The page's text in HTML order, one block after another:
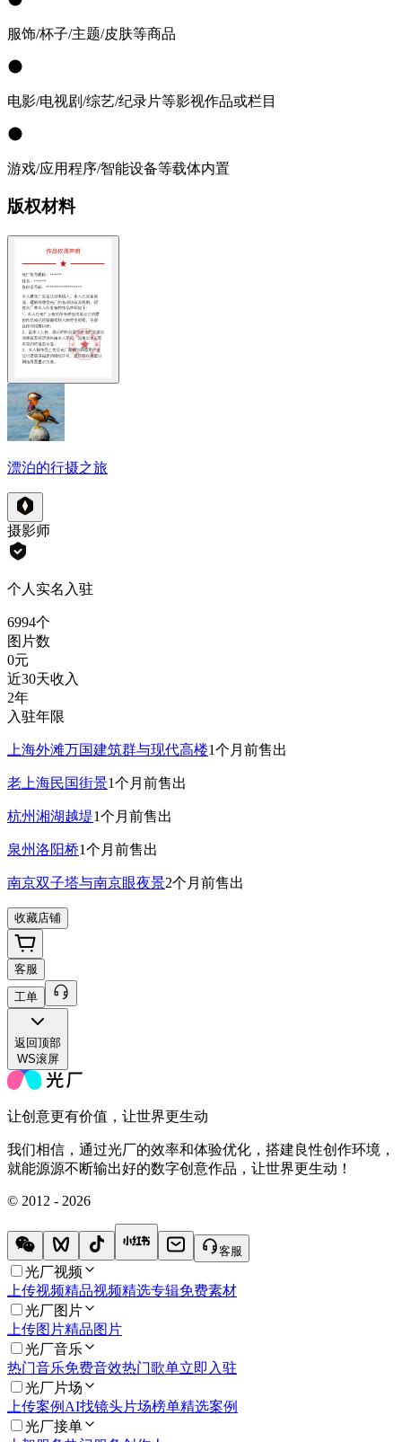
服饰/杯子/主题/皮肤等商品
电影/电视剧/综艺/纪录片等影视作品或栏目
游戏/应用程序/智能设备等载体内置
版权材料
漂泊的行摄之旅
摄影师
个人实名入驻
6994个
图片数
0元
近30天收入
2年
入驻年限
上海外滩万国建筑群与现代高楼1个月前售出
老上海民国街景1个月前售出
杭州湘湖越堤1个月前售出
泉州洛阳桥1个月前售出
南京双子塔与南京眼夜景2个月前售出
收藏店铺
客服
工单
返回顶部
WS滚屏
让创意更有价值，让世界更生动
我们相信，通过光厂的效率和体验优化，搭建良性创作环境，
就能源源不断输出好的数字创意作品，让世界更生动！
© 2012 - 2026
客服
光厂视频
上传视频精品视频精选专辑免费素材
光厂图片
上传图片精品图片
光厂音乐
热门音乐免费音效热门歌单立即入驻
光厂片场
上传案例 AI找镜头片场榜单精选案例
光厂接单